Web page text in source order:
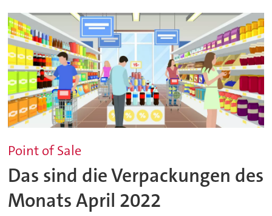
Point of Sale
Das sind die Verpackungen des
Monats April 2022